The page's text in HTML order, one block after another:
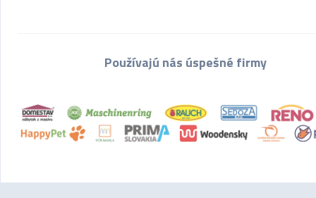
Používajú nás úspešné firmy